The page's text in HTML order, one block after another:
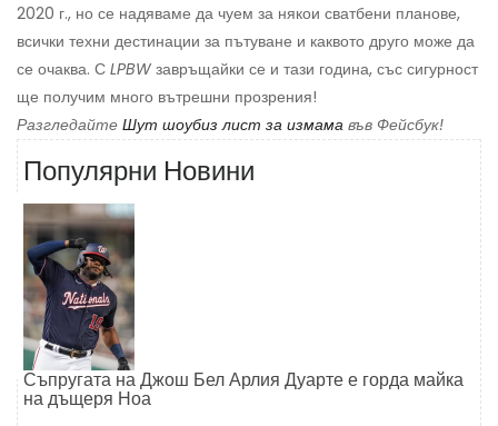
2020 г., но се надяваме да чуем за някои сватбени планове,
всички техни дестинации за пътуване и каквото друго може да
се очаква. С LPBW завръщайки се и тази година, със сигурност
ще получим много вътрешни прозрения!
Разгледайте Шут шоубиз лист за измама във Фейсбук!
Популярни Новини
Съпругата на Джош Бел Арлия Дуарте е горда майка
на дъщеря Ноа